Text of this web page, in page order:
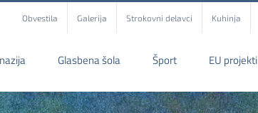
Obvestila Galerija Strokovni delavci Kuhinja
Glasbena šola Šport EU projekti